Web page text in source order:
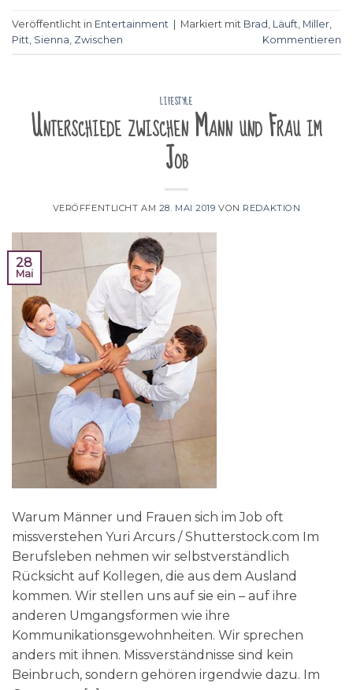
Veröffentlicht in Entertainment | Markiert mit Brad Läuft Miller
Pitt Sienna Zwischen Kommentieren
LIFESTYLE
Unterschiede zwischen Mann und Frau im
Job
VERÖFFENTLICHT AM 28. MAI 2019 VON REDAKTION
28
Mai
Warum Männer und Frauen sich im Job oft
missverstehen Yuri Arcurs / Shutterstock.com Im
Berufsleben nehmen wir selbstverständlich
Rücksicht auf Kollegen, die aus dem Ausland
kommen. Wir stellen uns auf sie ein – auf ihre
anderen Umgangsformen wie ihre
Kommunikationsgewohnheiten. Wir sprechen
anders mit ihnen. Missverständnisse sind kein
Beinbruch, sondern gehören irgendwie dazu. Im